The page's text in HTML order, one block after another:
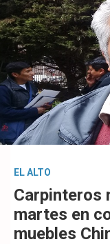
EL ALTO
Carpinteros
martes en
muebles